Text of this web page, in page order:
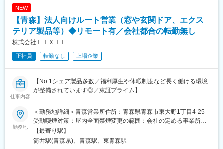
食品に使用されており、携わった製品がどのような形で流通し、
消費者様に喜ばれているかを実感することが出来ます。
全・安心な食品づくりの推進
■扱うサービス
て、幅広い商品づくりを支えます。
工場の調達・生産管理部門で、経験豊富なスタッフと連携しなが
ら業務を推進します。
■業務の魅力
老舗メーカーならではの安定した事業基盤と、裁量ある業務を通
じて専門性とマネジメント力を高めることができます。
NEW
【青森】法人向けルート営業（窓や玄関ドア、エクス
テリア製品等）◆リモート有／会社都合の転勤無し
株式会社ＬＩＸＩＬ
正社員 転勤なし 上場企業
仕事内容
【No.1シェア製品多数／福利厚生や休暇制度など長く働ける環境
が整備されています◎／東証プライム】
■業務内容:
当社の営業職として、床材・ドア材を中心に窓や玄関ドア、エク
ステリア製品、インテリア建材などをメインとしたルートセール
スをお任せします。
代理店・販売店等の法人へLIXILの製品を提案・販売に加えて、実
勤務地
＜勤務地詳細＞青森営業所住所：青森県青森市東大野1丁目4-25
受動喫煙対策：屋内全面禁煙変更の範囲：会社の定める事業所
（リモートワーク含む）
【最寄り駅】
筒井駅(青森県)、青森駅、東青森駅